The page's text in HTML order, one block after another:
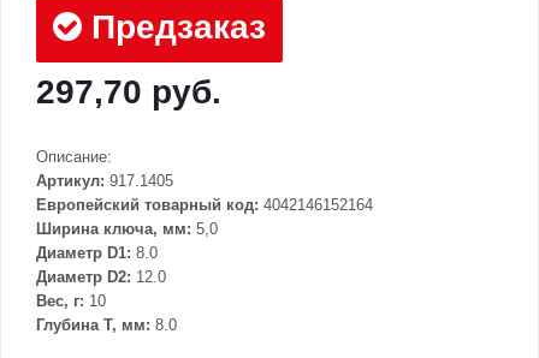
Предзаказ
297,70 руб.
Описание:
Артикул: 917.1405
Европейский товарный код: 4042146152164
Ширина ключа, мм: 5,0
Диаметр D1: 8.0
Диаметр D2: 12.0
Вес, г: 10
Глубина Т, мм: 8.0